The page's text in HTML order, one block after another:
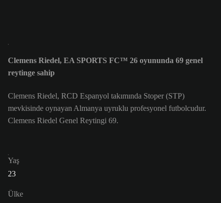
Clemens Riedel, EA SPORTS FC™ 26 oyununda 69 genel
reytinge sahip
Clemens Riedel, RCD Espanyol takımında Stoper (STP)
mevkisinde oynayan Almanya uyruklu profesyonel futbolcudur.
Clemens Riedel Genel Reytingi 69.
Yaş
23
Ülke